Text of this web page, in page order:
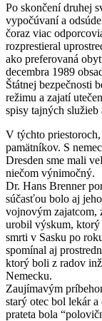
Po skončení druhej
vypočúvaní a
čoraz viac
rozprestieral
ako preferovaná
decembra 1989
Štátnej bezpečnosti
režimu a zajatí
spisy tajných služieb
V týchto
pamätníkov. S
Dresden sme mali
niečom výnimočný.
Dr. Hans Brenner
súčasťou bolo aj
vojnovým zajatcom,
urobil výskum, ktorý
smrti v Sasku po
spomínal aj
ktorý boli z radov
Nemecku.
Zaujímavým
starý otec bol lekár
prateta bola